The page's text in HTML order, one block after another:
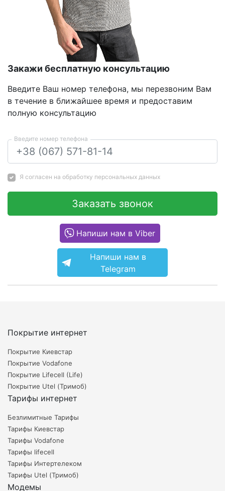
Закажи бесплатную консультацию
Введите Ваш номер телефона, мы перезвоним Вам
в течение в ближайшее время и предоставим
полную консультацию
Введите номер телефона
Я согласен на обработку персональных данных
Заказать звонок
Напиши нам в Viber
Напиши нам в
Telegram
Покрытие интернет
Покрытие Киевстар
Покрытие Vodafone
Покрытие Lifecell (Life)
Покрытие Utel (Тримоб)
Тарифы интернет
Безлимитные Тарифы
Тарифы Киевстар
Тарифы Vodafone
Тарифы lifecell
Тарифы Интертелеком
Тарифы Utel (Тримоб)
Модемы